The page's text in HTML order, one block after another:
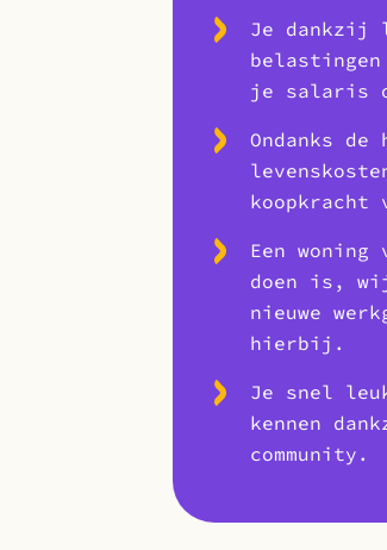
Je dankzij
je salaris
Ondanks de
koopkracht
Een woning
doen is,
nieuwe
hierbij.
Je snel
kennen
community.